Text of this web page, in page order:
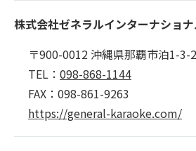
株式会社ゼネラルインターナショ
〒900-0012 沖縄県那覇市泊1-3-2
TEL： 098-868-1144
FAX：098-861-9263
https://general-karaoke.com/